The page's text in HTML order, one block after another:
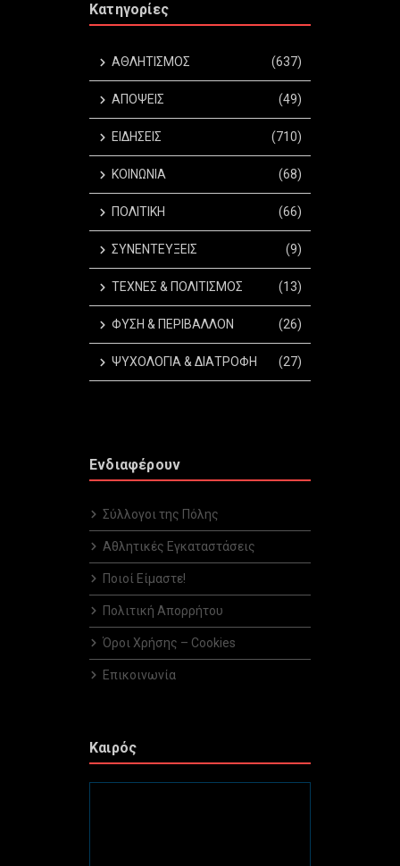
Κατηγορίες
ΑΘΛΗΤΙΣΜΟΣ (637)
ΑΠΟΨΕΙΣ (49)
ΕΙΔΗΣΕΙΣ (710)
ΚΟΙΝΩΝΙΑ (68)
ΠΟΛΙΤΙΚΗ (66)
ΣΥΝΕΝΤΕΥΞΕΙΣ (9)
ΤΕΧΝΕΣ & ΠΟΛΙΤΙΣΜΟΣ (13)
ΦΥΣΗ & ΠΕΡΙΒΑΛΛΟΝ (26)
ΨΥΧΟΛΟΓΙΑ & ΔΙΑΤΡΟΦΗ (27)
Ενδιαφέρουν
Σύλλογοι της Πόλης
Αθλητικές Εγκαταστάσεις
Ποιοί Είμαστε!
Πολιτική Απορρήτου
Όροι Χρήσης – Cookies
Επικοινωνία
Καιρός